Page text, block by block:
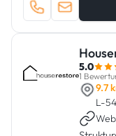
5.0
1
9.7
L-